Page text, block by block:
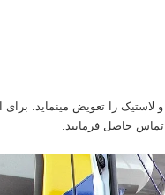
را تعویض مینماید. برای